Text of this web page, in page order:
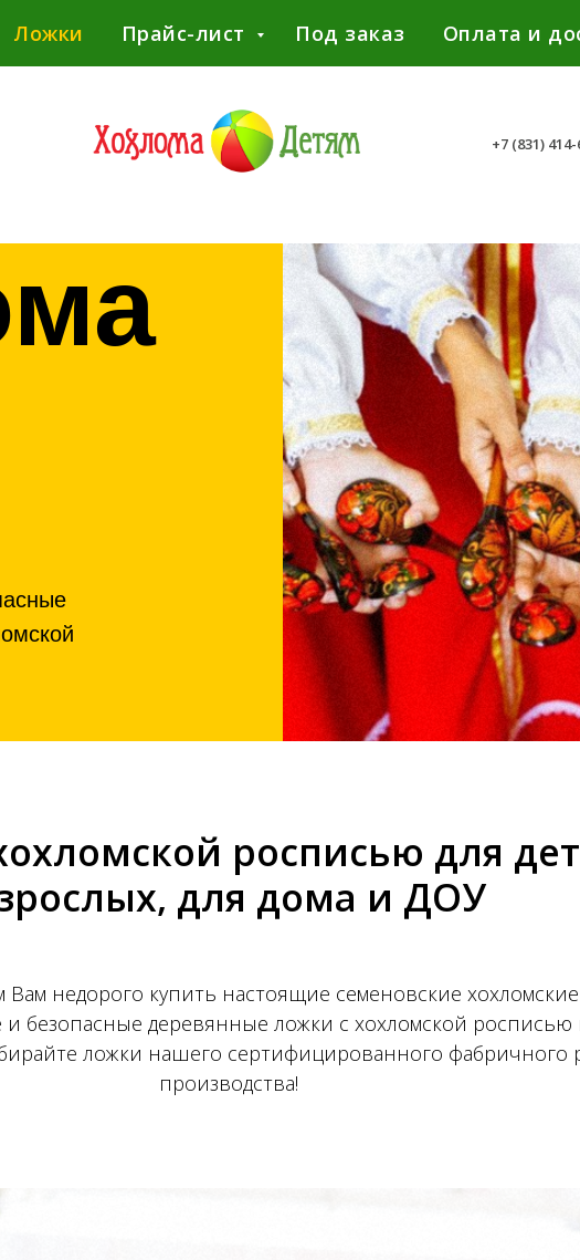
Ложки Прайс-лист Под заказ Оплата и
+7 (831)
росписью для
для дома и ДОУ
Вам недорого купить настоящие семеновские
безопасные деревянные ложки с хохломской росписью
ложки нашего сертифицированного фабричного
производства!